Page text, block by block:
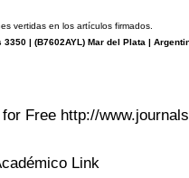
vertidas en los artículos firmados.
3350 | (B7602AYL) Mar del Plata |
Free http://
Link